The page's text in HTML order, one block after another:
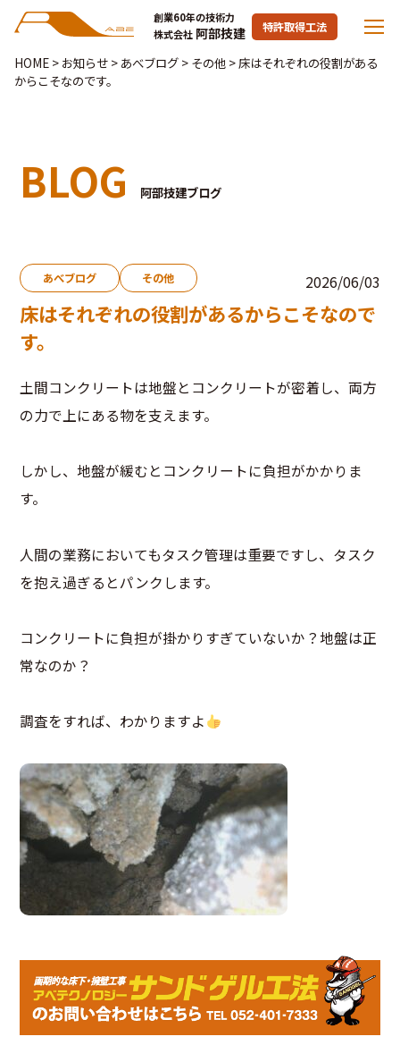
創業60年の技術力
株式会社 阿部技建 特許取得工法
HOME> お知らせ> あべブログ> その他>床はそれぞれの役割がある
からこそなのです。
BLOG 阿部技建ブログ
あべブログ その他 2026/06/03
床はそれぞれの役割があるからこそなので
す。
土間コンクリートは地盤とコンクリートが密着し、両方
の力で上にある物を支えます。
しかし、地盤が緩むとコンクリートに負担がかかりま
す。
人間の業務においてもタスク管理は重要ですし、タスク
を抱え過ぎるとパンクします。
コンクリートに負担が掛かりすぎていないか？地盤は正
常なのか？
調査をすれば、わかりますよ